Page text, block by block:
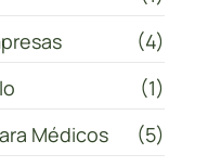
(4)
(1)
Médicos
(5)